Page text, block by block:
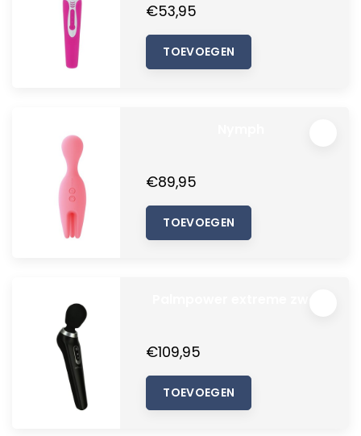
€53,95
TOEVOEGEN
€89,95
TOEVOEGEN
€109,95
TOEVOEGEN